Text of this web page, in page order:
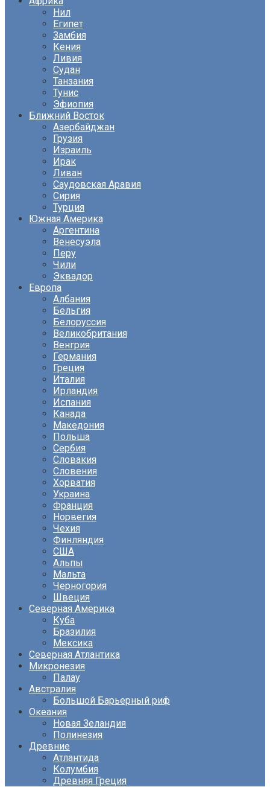
Нил
Египет
Замбия
Кения
Ливия
Судан
Танзания
Тунис
Эфиопия
Ближний Восток
Азербайджан
Грузия
Израиль
Ирак
Ливан
Саудовская Аравия
Сирия
Турция
Южная Америка
Аргентина
Венесуэла
Перу
Чили
Эквадор
Европа
Албания
Бельгия
Белоруссия
Великобритания
Венгрия
Германия
Греция
Италия
Ирландия
Испания
Канада
Македония
Польша
Сербия
Словакия
Словения
Хорватия
Украина
Франция
Норвегия
Чехия
Финляндия
США
Альпы
Мальта
Черногория
Швеция
Северная Америка
Куба
Бразилия
Мексика
Северная Атлантика
Микронезия
Палау
Австралия
Большой Барьерный риф
Океания
Новая Зеландия
Полинезия
Древние
Атлантида
Колумбия
Древняя Греция